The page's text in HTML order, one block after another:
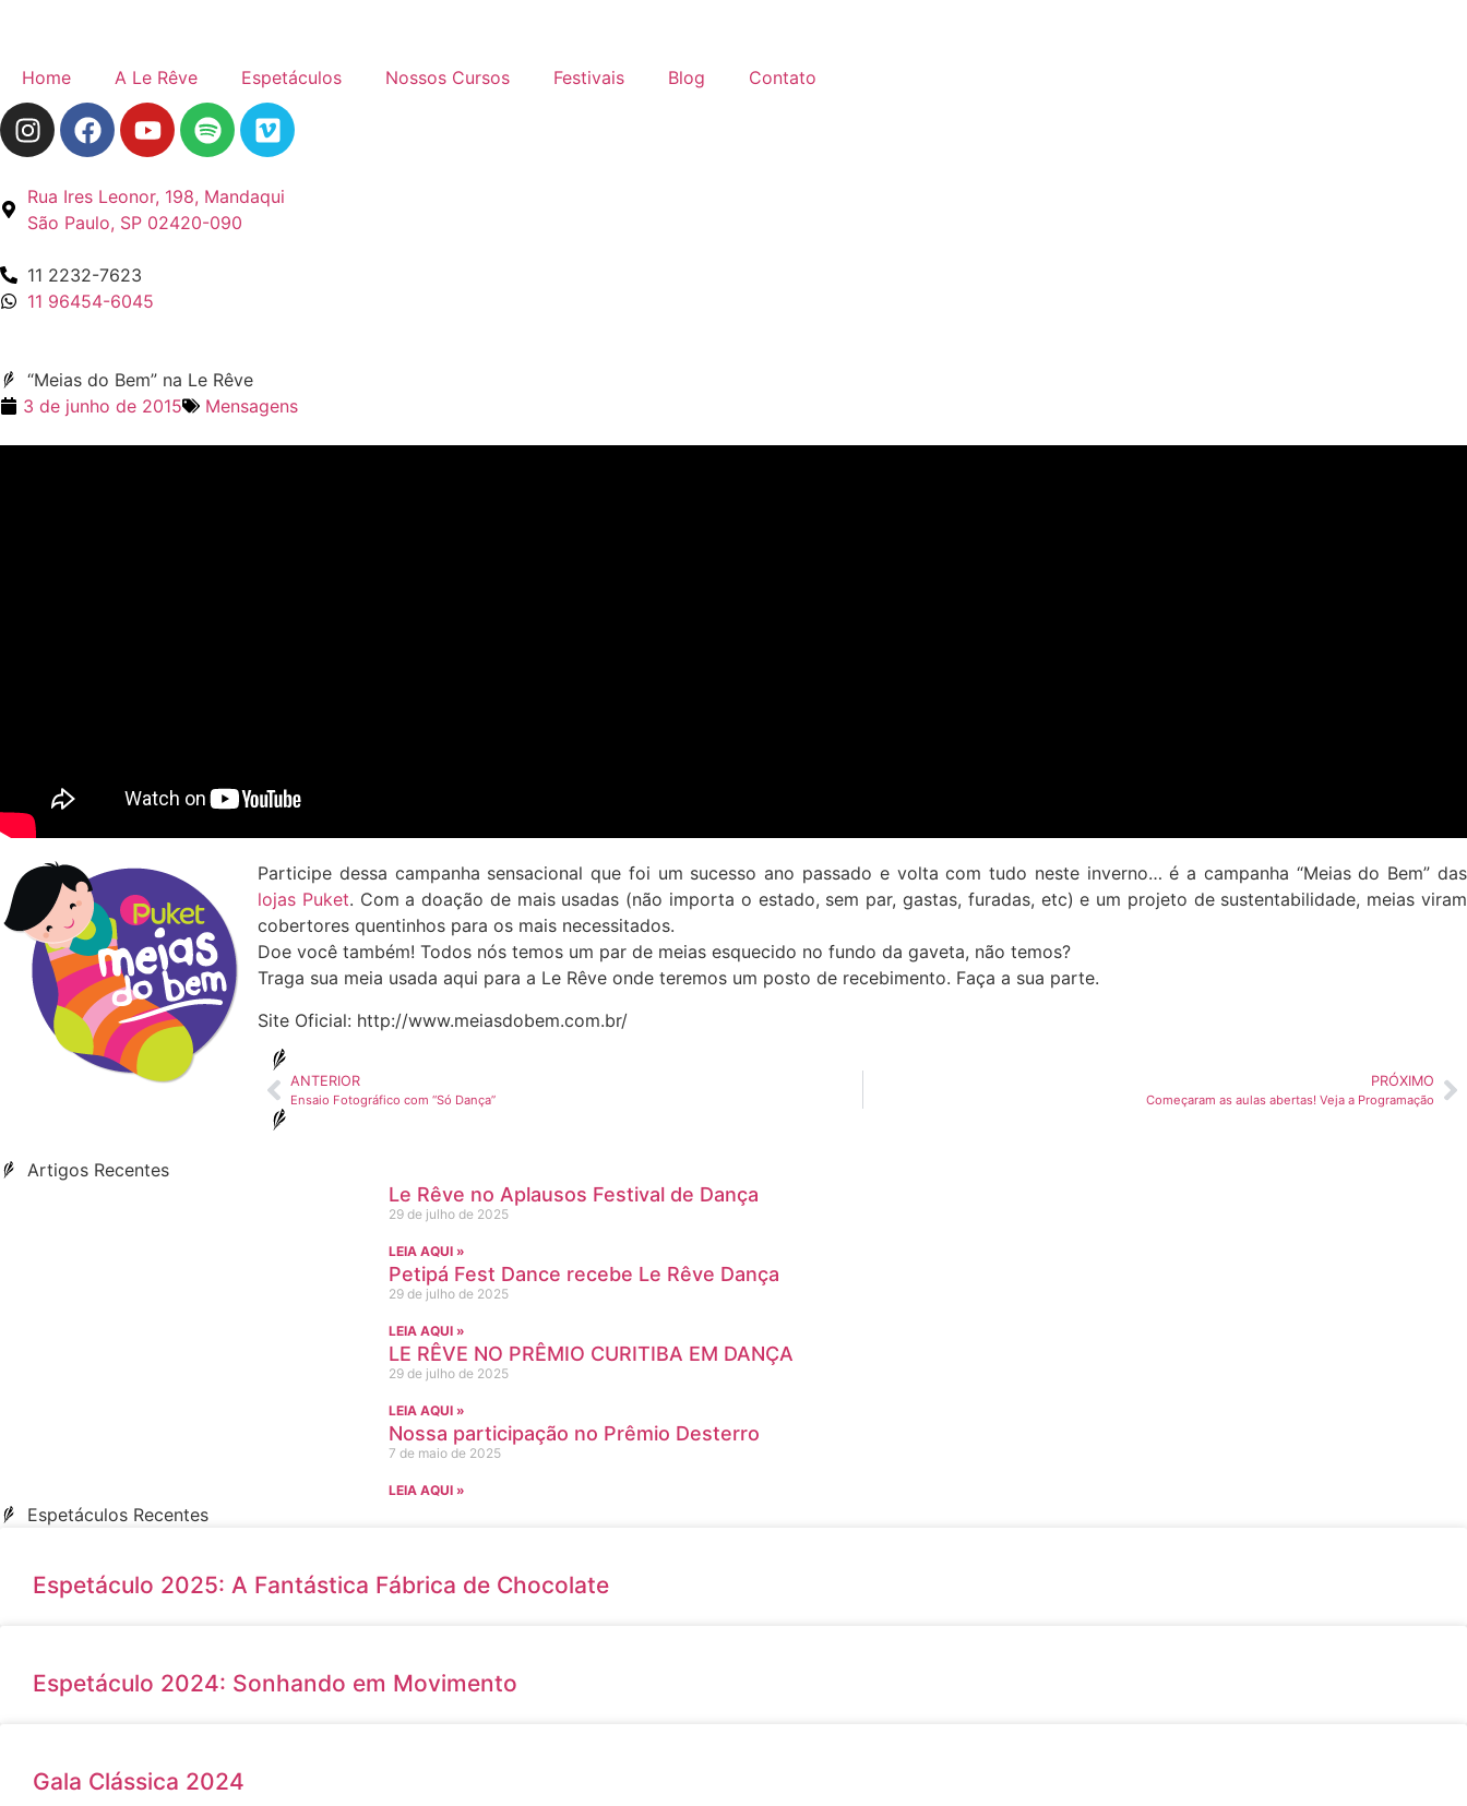
Home A Le Rêve Espetáculos Nossos Cursos Festivais Blog Contato
Rua Ires Leonor, 198, Mandaqui
São Paulo, SP 02420-090
11 2232-7623
11 96454-6045
“Meias do Bem” na Le Rêve
3 de junho de 2015
Mensagens
Participe dessa campanha sensacional que foi um sucesso ano passado e volta com tudo neste inverno… é a campanha “Meias do Bem” das
lojas Puket. Com a doação de mais usadas (não importa o estado, sem par, gastas, furadas, etc) e um projeto de sustentabilidade, meias viram
cobertores quentinhos para os mais necessitados.
Doe você também! Todos nós temos um par de meias esquecido no fundo da gaveta, não temos?
Traga sua meia usada aqui para a Le Rêve onde teremos um posto de recebimento. Faça a sua parte.
Site Oficial: http://www.meiasdobem.com.br/
ANTERIOR
Ensaio Fotográfico com “Só Dança”
PRÓXIMO
Começaram as aulas abertas! Veja a Programação
Artigos Recentes
Le Rêve no Aplausos Festival de Dança
29 de julho de 2025
LEIA AQUI »
Petipá Fest Dance recebe Le Rêve Dança
29 de julho de 2025
LEIA AQUI »
LE RÊVE NO PRÊMIO CURITIBA EM DANÇA
29 de julho de 2025
LEIA AQUI »
Nossa participação no Prêmio Desterro
7 de maio de 2025
LEIA AQUI »
Espetáculos Recentes
Espetáculo 2025: A Fantástica Fábrica de Chocolate
Espetáculo 2024: Sonhando em Movimento
Gala Clássica 2024